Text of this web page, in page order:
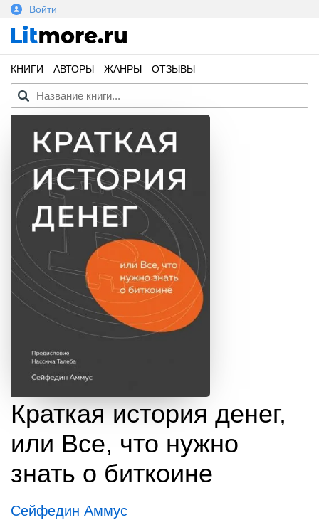
Войти
КНИГИ АВТОРЫ ЖАНРЫ ОТЗЫВЫ
Краткая история денег,
или Все, что нужно
знать о биткоине
Сейфедин Аммус